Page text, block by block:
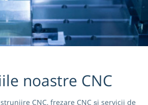
noastre CNC
CNC, frezare CNC și servicii de